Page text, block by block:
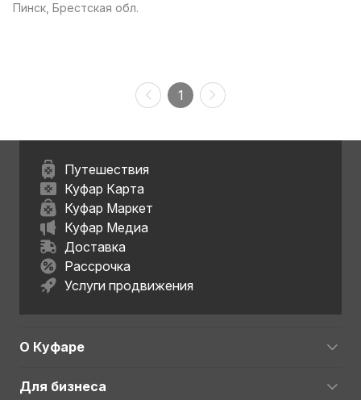
Пинск, Брестская обл.
1
Путешествия
Куфар Карта
Куфар Маркет
Куфар Медиа
Доставка
Рассрочка
Услуги продвижения
О Куфаре
Для бизнеса